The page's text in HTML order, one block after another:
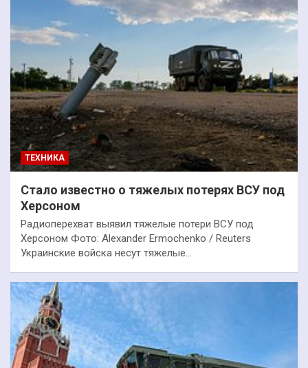
ТЕХНИКА
Стало известно о тяжелых потерях ВСУ под
Херсоном
Радиоперехват выявил тяжелые потери ВСУ под
Херсоном Фото: Alexander Ermochenko / Reuters
Украинские войска несут тяжелые…